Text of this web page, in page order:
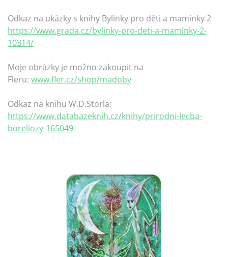
Odkaz na ukázky s knihy Bylinky pro děti a maminky 2
https://www.grada.cz/bylinky-pro-deti-a-maminky-2-
10314/
Moje obrázky je možno zakoupit na
Fleru: www.fler.cz/shop/madoby
Odkaz na knihu W.D.Storla:
https://www.databazeknih.cz/knihy/prirodni-lecba-
boreliozy-165049